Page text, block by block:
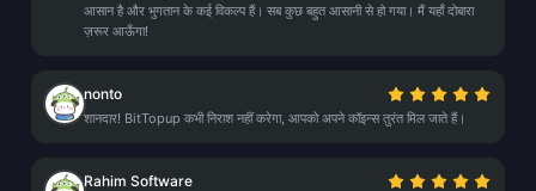
आसान है और भुगतान के कई विकल्प हैं। सब कुछ बहुत आसानी से हो गया। मैं यहाँ दोबारा
ज़रूर आऊँगा!
nonto
शानदार! BitTopup कभी निराश नहीं करेगा, आपको अपने कॉइन्स तुरंत मिल जाते हैं।
Rahim Software